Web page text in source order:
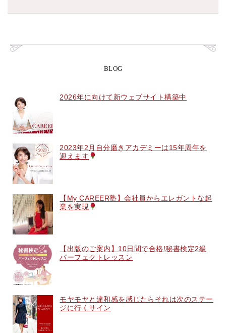
BLOG
2026年に向けて新ウェブサイト構築中
2023年2月自分磨きアカデミーは15年周年を
迎えます
【My CAREER塾】会社員からエレガントな起
業を実現
【出版のご案内】10日間で合格!秘書検定2級
パーフェクトレッスン
モヤモヤと違和感を感じたらそれは次のステー
ジに行くサイン